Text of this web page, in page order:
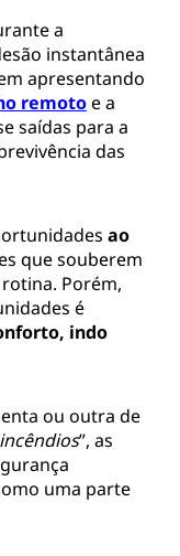
a
instantânea
apresentando
remotoe a
saídas para a
das
ao
que souberem
Porém,
é
indo
ou outra de
”, as
uma parte